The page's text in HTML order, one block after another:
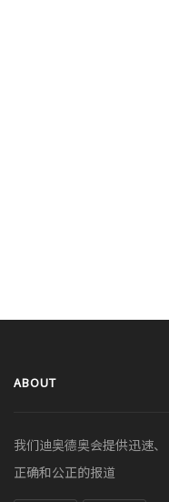
ABOUT
我们迪奥德奥会提供迅速、
正确和公正的报道